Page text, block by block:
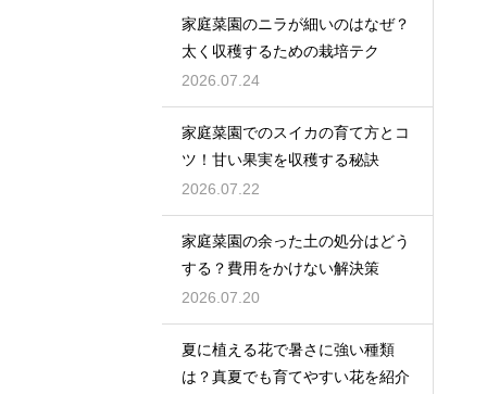
家庭菜園のニラが細いのはなぜ？
太く収穫するための栽培テク
2026.07.24
家庭菜園でのスイカの育て方とコ
ツ！甘い果実を収穫する秘訣
2026.07.22
家庭菜園の余った土の処分はどう
する？費用をかけない解決策
2026.07.20
夏に植える花で暑さに強い種類
は？真夏でも育てやすい花を紹介